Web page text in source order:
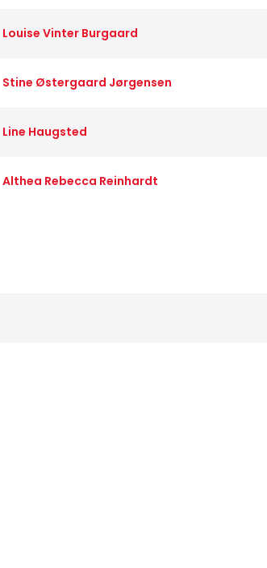
Louise Vinter Burgaard
Stine Østergaard Jørgensen
Line Haugsted
Althea Rebecca Reinhardt